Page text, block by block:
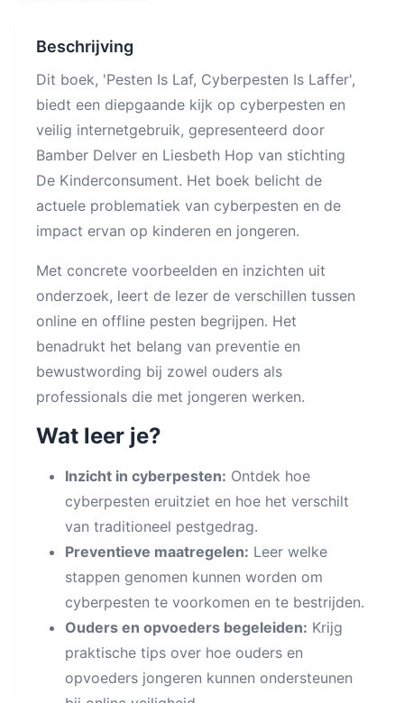
Beschrijving
Dit boek, 'Pesten Is Laf, Cyberpesten Is Laffer',
biedt een diepgaande kijk op cyberpesten en
veilig internetgebruik, gepresenteerd door
Bamber Delver en Liesbeth Hop van stichting
De Kinderconsument. Het boek belicht de
actuele problematiek van cyberpesten en de
impact ervan op kinderen en jongeren.
Met concrete voorbeelden en inzichten uit
onderzoek, leert de lezer de verschillen tussen
online en offline pesten begrijpen. Het
benadrukt het belang van preventie en
bewustwording bij zowel ouders als
professionals die met jongeren werken.
Wat leer je?
Inzicht in cyberpesten: Ontdek hoe
cyberpesten eruitziet en hoe het verschilt
van traditioneel pestgedrag.
Preventieve maatregelen: Leer welke
stappen genomen kunnen worden om
cyberpesten te voorkomen en te bestrijden.
Ouders en opvoeders begeleiden: Krijg
praktische tips over hoe ouders en
opvoeders jongeren kunnen ondersteunen